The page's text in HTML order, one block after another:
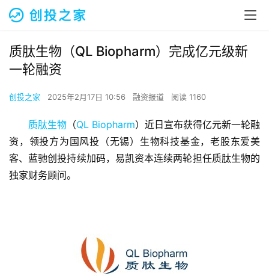
质肽生物（QL Biopharm）完成亿元级新
一轮融资
创投之家 2025年2月17日 10:56 融资报道 阅读 1160
质肽生物 （QL Biopharm）近日宣布获得亿元新一轮融
资，领投方为国风投（无锡）生物科技基金，老股东爱美
客、蓝驰创投持续加码，易凯资本连续两轮担任质肽生物的
独家财务顾问。